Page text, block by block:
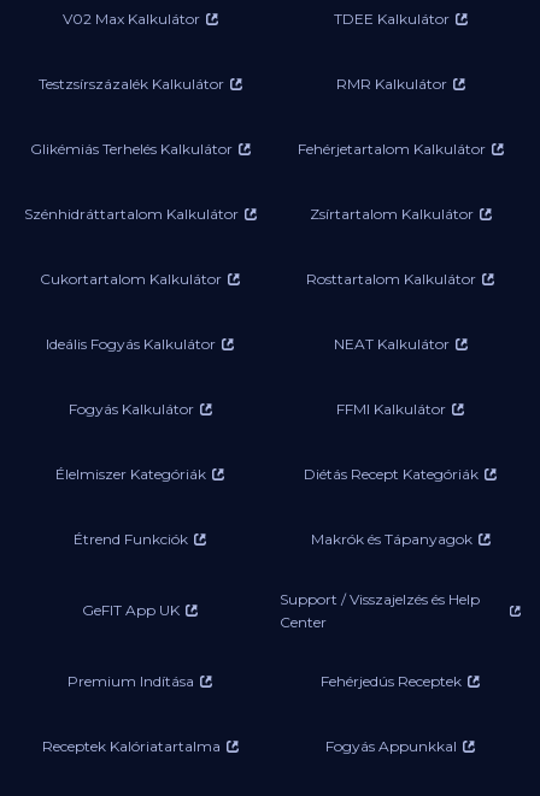
V02 Max Kalkulátor TDEE Kalkulátor
Testzsírszázalék Kalkulátor RMR Kalkulátor
Glikémiás Terhelés Kalkulátor Fehérjetartalom Kalkulátor
Szénhidráttartalom Kalkulátor Zsírtartalom Kalkulátor
Cukortartalom Kalkulátor Rosttartalom Kalkulátor
Ideális Fogyás Kalkulátor NEAT Kalkulátor
Fogyás Kalkulátor FFMI Kalkulátor
Élelmiszer Kategóriák Diétás Recept Kategóriák
Étrend Funkciók Makrók és Tápanyagok
GeFIT App UK
Support / Visszajelzés és Help
Center
Premium Indítása Fehérjedús Receptek
Receptek Kalóriatartalma Fogyás Appunkkal